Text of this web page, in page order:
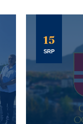
15
SRP